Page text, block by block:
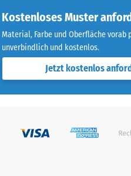
Kostenloses Muster
Material, Farbe und Oberfläche vorab
unverbindlich und kostenlos.
Jetzt kostenlos